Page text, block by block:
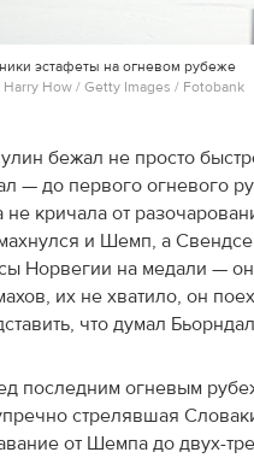
мишка
играет
в
эстафеты на огневом рубеже
How / Getty Images / Fotobank
бежал не просто
— до первого огневого
не кричала от
и Шемп, а
Норвегии на медали — он
их не хватило, он
что думал
последним огневым
стрелявшая
от Шемпа до двух-